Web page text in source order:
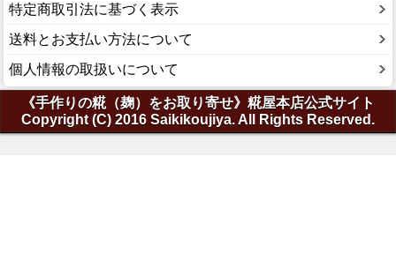
特定商取引法に基づく表示
送料とお支払い方法について
個人情報の取扱いについて
《手作りの糀（麹）をお取り寄せ》糀屋本店公式サイト
Copyright (C) 2016 Saikikoujiya. All Rights Reserved.